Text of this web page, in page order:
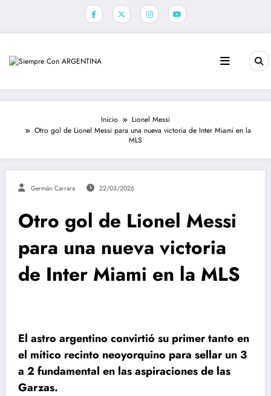
Inicio
Lionel Messi
Otro gol de Lionel Messi para una nueva victoria de Inter Miami en la
MLS
Germán Carrara 22/03/2026
Otro gol de Lionel Messi
para una nueva victoria
de Inter Miami en la MLS
El astro argentino convirtió su primer tanto en
el mítico recinto neoyorquino para sellar un 3
a 2 fundamental en las aspiraciones de las
Garzas.